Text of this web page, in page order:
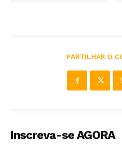
PARTILHAR O
Inscreva-se AGORA